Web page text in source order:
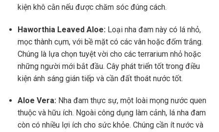
kiện khô cằn nếu được chăm sóc đúng cách.
Haworthia Leaved Aloe: Loại nha đam này có lá nhỏ,
mọc thành cụm, với bề mặt có các vân hoặc đốm trắng.
Chúng là lựa chọn tuyệt vời cho các terrarium nhỏ hoặc
những người mới bắt đầu. Cây phát triển tốt trong điều
kiện ánh sáng gián tiếp và cần đất thoát nước tốt.
Aloe Vera: Nha đam thực sự, một loài mọng nước quen
thuộc và hữu ích. Ngoài công dụng làm cảnh, lá nha đam
còn có nhiều lợi ích cho sức khỏe. Chúng cần ít nước và